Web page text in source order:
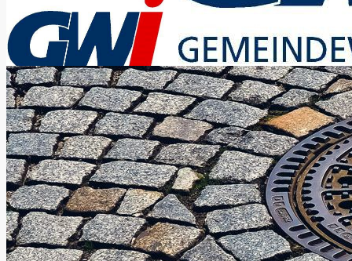
Strom
Strom für privat & geschäft
Privatkunden | Tarife
Geschäftskunden | Tarife
Dynamischer Stromtarif
Ein wichtiges